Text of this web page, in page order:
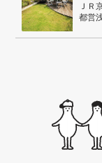
Ｊ
都営